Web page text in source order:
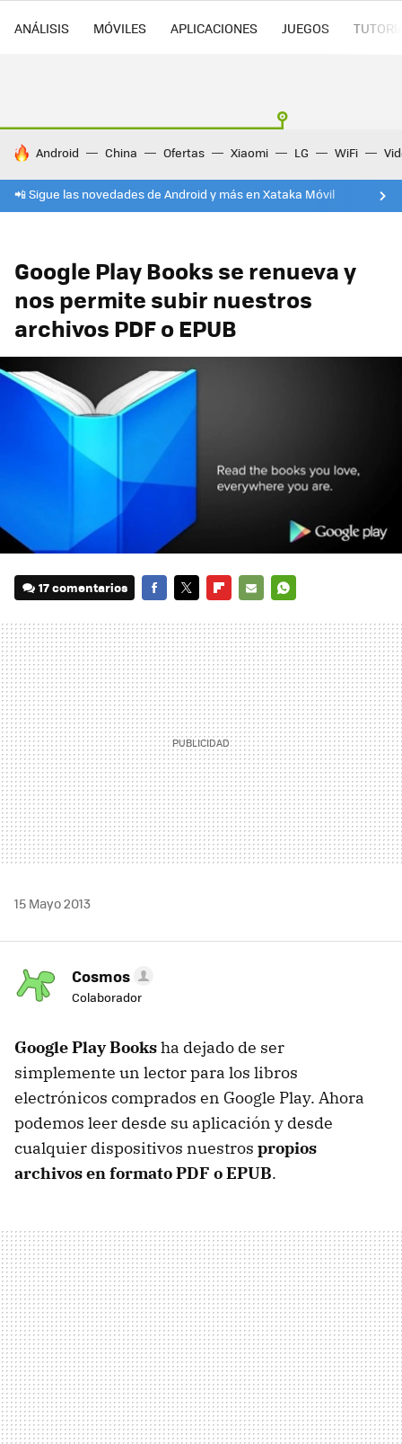
ANÁLISIS MÓVILES APLICACIONES JUEGOS
HOY SE HABLA DE
Android China Ofertas Xiaomi LG WiFi
📲 Sigue las novedades de Android y más en Xataka Móvil
Google Play Books se renueva y
nos permite subir nuestros
archivos PDF o EPUB
17 comentarios
MAIL
15 Mayo 2013
Cosmos
Colaborador
Google Play Booksha dejado de ser
simplemente un lector para los libros
electrónicos comprados en Google Play. Ahora
podemos leer desde su aplicación y desde
cualquier dispositivos nuestros propios
archivos en formato PDF o EPUB.